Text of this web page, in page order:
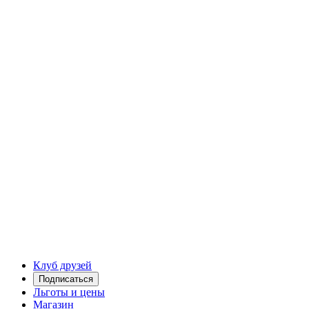
Клуб друзей
Подписаться
Льготы и цены
Магазин